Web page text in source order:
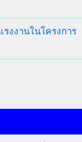
งงานในโครงการ